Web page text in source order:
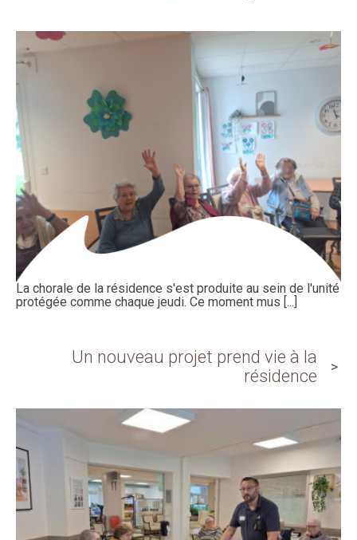
La chorale de la résidence s'est produite au sein de l'unité
protégée comme chaque jeudi. Ce moment mus [...]
Un nouveau projet prend vie à la
résidence